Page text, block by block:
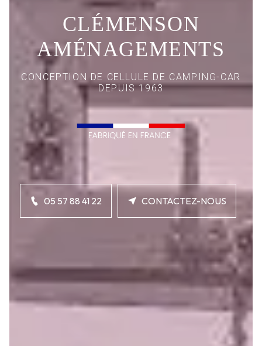
CLÉMENSON
AMÉNAGEMENTS
CONCEPTION DE CELLULE DE CAMPING-CAR
DEPUIS 1963
05 57 88 41 22 CONTACTEZ-NOUS